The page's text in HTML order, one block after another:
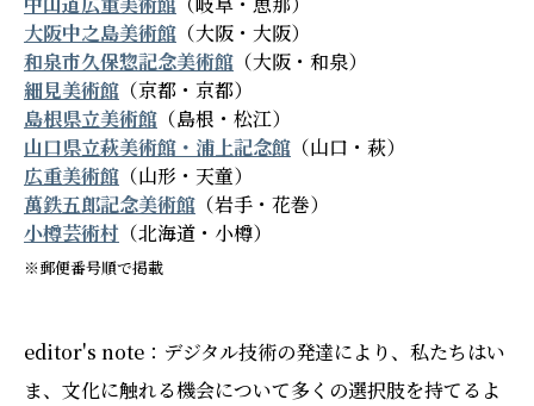
大阪中之島美術館 （大阪・大阪）
和泉市久保惣記念美術館 （大阪・和泉）
細見美術館 （京都・京都）
島根県立美術館 （島根・松江）
山口県立萩美術館・浦上記念館 （山口・萩）
広重美術館 （山形・天童）
萬鉄五郎記念美術館 （岩手・花巻）
小樽芸術村 （北海道・小樽）
※郵便番号順で掲載
editor's note：デジタル技術の発達により、私たちはい
ま、文化に触れる機会について多くの選択肢を持てるよ